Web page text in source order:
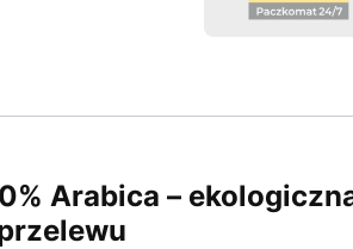
Arabica –